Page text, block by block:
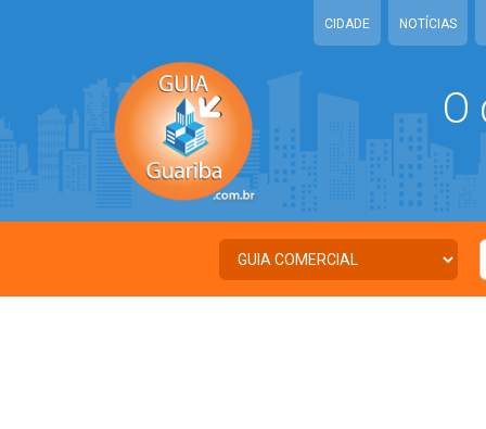
CIDADE NOTÍCIAS
O